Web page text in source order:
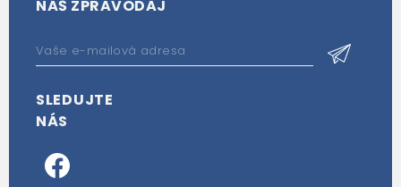
NÁŠ ZPRAVODAJ
SLEDUJTE
NÁS